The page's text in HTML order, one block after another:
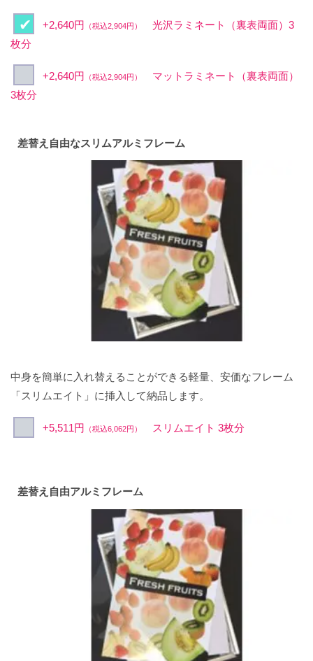
+2,640円 （税込2,904円）
光沢ラミネート（裏表両面）3
枚分
+2,640円 （税込2,904円）
マットラミネート（裏表両面）
3枚分
差替え自由なスリムアルミフレーム
中身を簡単に入れ替えることができる軽量、安価なフレーム
「スリムエイト」に挿入して納品します。
+5,511円 （税込6,062円） スリムエイト 3枚分
差替え自由アルミフレーム